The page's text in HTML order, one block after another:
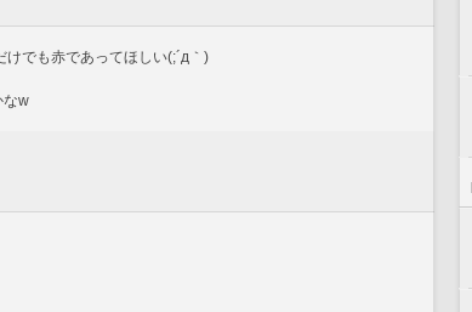
でも赤であってほしい(;´д｀)
なw